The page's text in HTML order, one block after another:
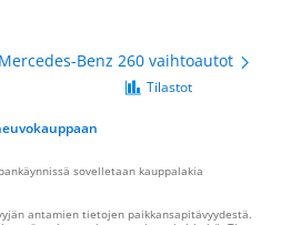
Benz 260 vaihtoautot
Tilastot
sovelletaan kauppalakia
antamien tietojen paikkansapitävyydestä.